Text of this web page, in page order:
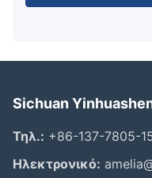
Sichuan
Τηλ.: +86-137-7805-
Ηλεκτρονικό: